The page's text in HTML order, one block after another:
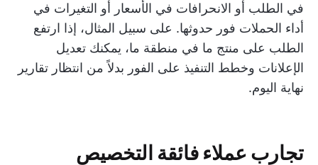
في الطلب أو الانحرافات في الأسعار أو التغيرات في
أداء الحملات فور حدوثها. على سبيل المثال، إذا ارتفع
الطلب على منتج ما في منطقة ما، يمكنك تعديل
الإعلانات وخطط التنفيذ على الفور بدلاً من انتظار تقارير
نهاية اليوم.
تجارب عملاء فائقة التخصيص